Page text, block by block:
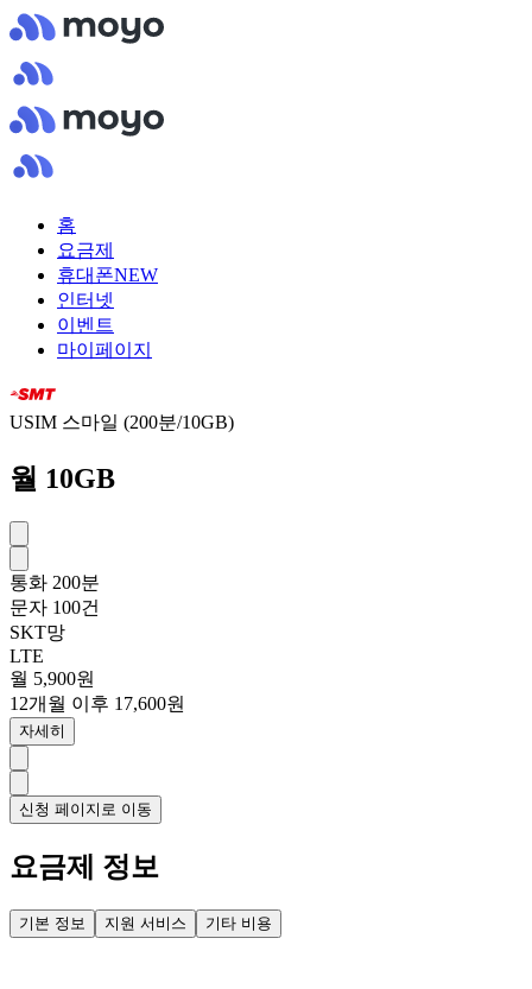
홈
요금제
휴대폰NEW
인터넷
이벤트
마이페이지
USIM 스마일 (200분/10GB)
월 10GB
통화 200분
문자 100건
SKT망
LTE
월 5,900원
12개월 이후 17,600원
자세히
신청 페이지로 이동
요금제 정보
기본 정보 지원 서비스 기타 비용